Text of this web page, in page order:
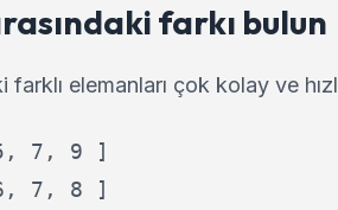
farkı bulun
farklı elemanları çok kolay ve
7, 9 ]
7, 8 ]